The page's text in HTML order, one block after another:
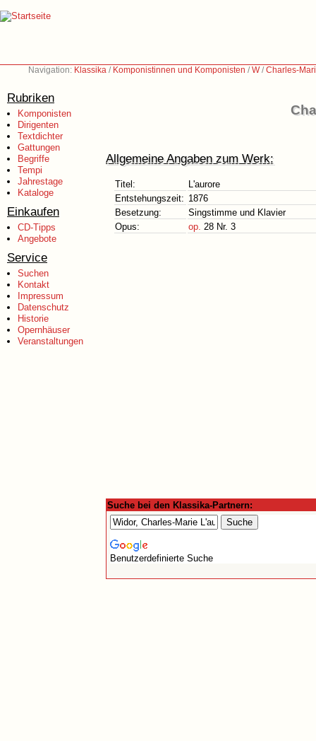
Navigation: Klassika / Komponistinnen und Komponisten /W/Charles-
Rubriken
Komponisten
Dirigenten
Textdichter
Gattungen
Begriffe
Tempi
Jahrestage
Kataloge
Einkaufen
CD-Tipps
Angebote
Service
Suchen
Kontakt
Impressum
Datenschutz
Historie
Opernhäuser
Veranstaltungen
Allgemeine Angaben zum Werk:
Titel:
L'aurore
Entstehungszeit: 1876
Besetzung:
Singstimme und Klavier
Opus:
op. 28 Nr. 3
Suche bei den Klassika-Partnern:
Benutzerdefinierte Suche